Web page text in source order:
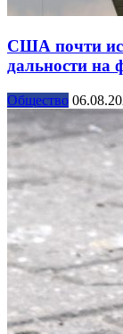
США почти
дальности на
Общество